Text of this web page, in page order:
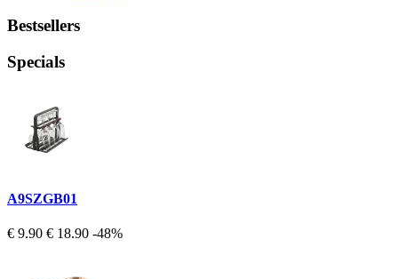
Bestsellers
Specials
A9SZGB01
€ 9.90 € 18.90 -48%